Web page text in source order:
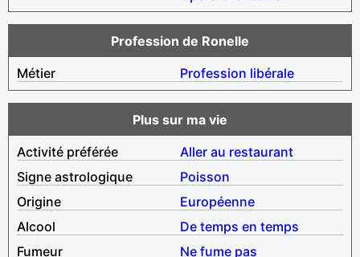
Profession de Ronelle
Métier
Profession libérale
Plus sur ma vie
Activité préférée
Aller au restaurant
Signe astrologique
Poisson
Origine
Européenne
Alcool
De temps en temps
Fumeur
Ne fume pas